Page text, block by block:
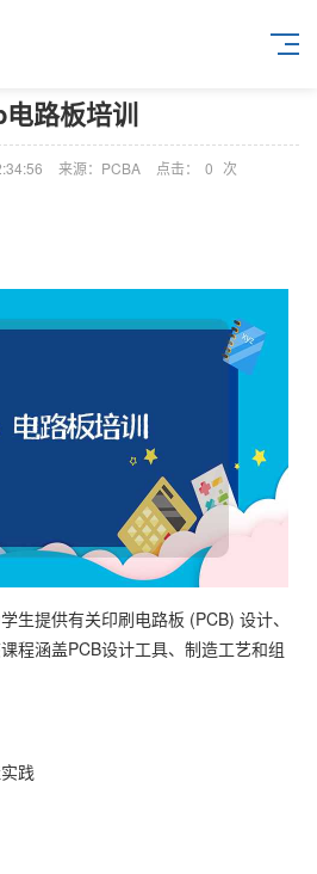
路板培训
来源：PCBA 点击： 0 次
生提供有关印刷电路板 (PCB) 设计、
程涵盖PCB设计工具、制造工艺和组
践